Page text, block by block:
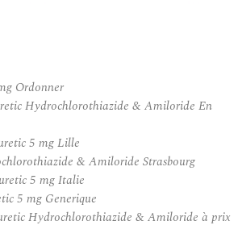
Ordonner
Hydrochlorothiazide & Amiloride En
5 mg Lille
& Amiloride Strasbourg
5 mg Italie
5 mg Generique
Hydrochlorothiazide & Amiloride à prix